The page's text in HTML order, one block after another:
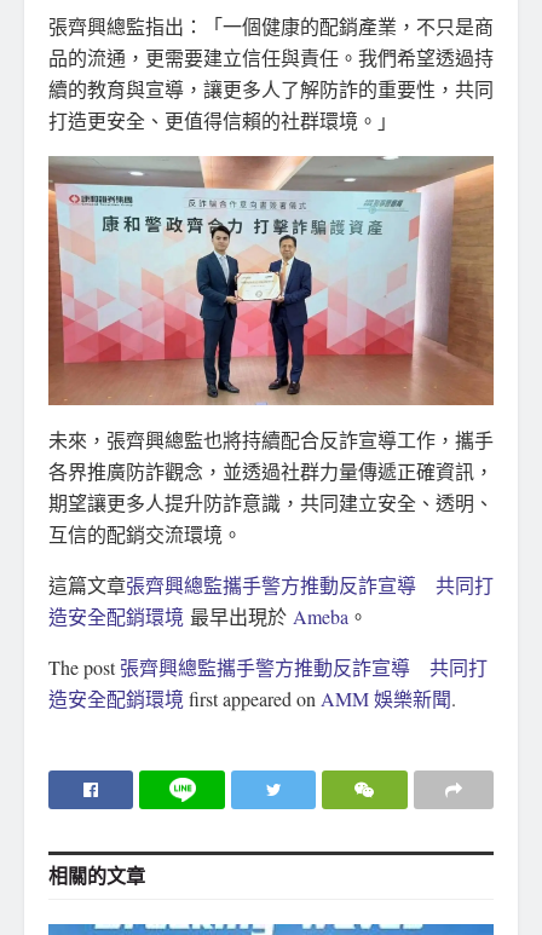
張齊興總監指出：「一個健康的配銷產業，不只是商
品的流通，更需要建立信任與責任。我們希望透過持
續的教育與宣導，讓更多人了解防詐的重要性，共同
打造更安全、更值得信賴的社群環境。」
未來，張齊興總監也將持續配合反詐宣導工作，攜手
各界推廣防詐觀念，並透過社群力量傳遞正確資訊，
期望讓更多人提升防詐意識，共同建立安全、透明、
互信的配銷交流環境。
這篇文章張齊興總監攜手警方推動反詐宣導 共同打
造安全配銷環境 最早出現於 Ameba 。
The post張齊興總監攜手警方推動反詐宣導 共同打
造安全配銷環境 first appeared on AMM 娛樂新聞.
相關的文章